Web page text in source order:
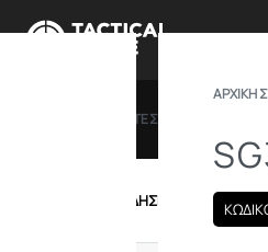
ΔΩΡΟΚΑΡΤΕΣ
ΕΝΔΥΣΗ – ΥΠΟΔΗΣΗ
ΑΡΧΙΚΉ